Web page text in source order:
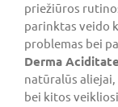
priežiūros
parinktas veido
problemas bei
Derma Aciditate
natūralūs
bei kitos